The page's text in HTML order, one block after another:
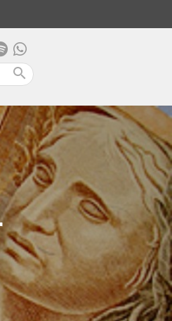
search